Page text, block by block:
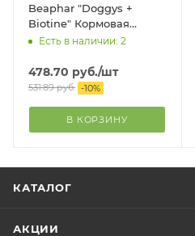
Beaphar "Doggys +
Biotine" Кормовая
добавка для собак с
Есть в наличии: 2
478.70 руб./шт
531.89руб. -10%
В КОРЗИНУ
КАТАЛОГ
АКЦИИ